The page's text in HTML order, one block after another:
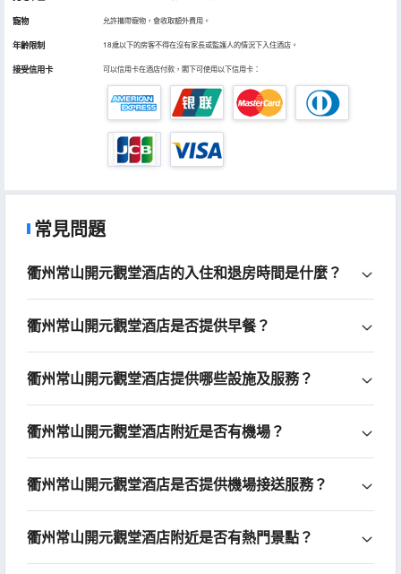
寵物 允許攜帶寵物，會收取額外費用。
年齡限制 18歲以下的房客不得在沒有家長或監護人的情況下入住酒店。
接受信用卡 可以信用卡在酒店付款，閣下可使用以下信用卡：
常見問題
衢州常山開元觀堂酒店的入住和退房時間是什麼？
衢州常山開元觀堂酒店是否提供早餐？
衢州常山開元觀堂酒店提供哪些設施及服務？
衢州常山開元觀堂酒店附近是否有機場？
衢州常山開元觀堂酒店是否提供機場接送服務？
衢州常山開元觀堂酒店附近是否有熱門景點？